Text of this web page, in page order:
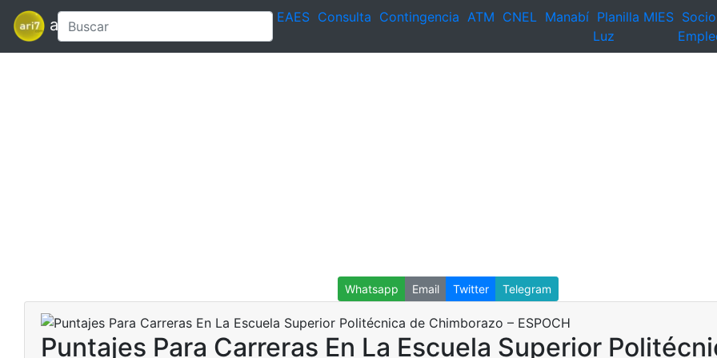
ari7 EAES Consulta Contingencia ATM CNEL Manabí Planilla
Luz
MIES Socio
Whatsapp Email Twitter Telegram
Puntajes Para Carreras En La Escuela Superior